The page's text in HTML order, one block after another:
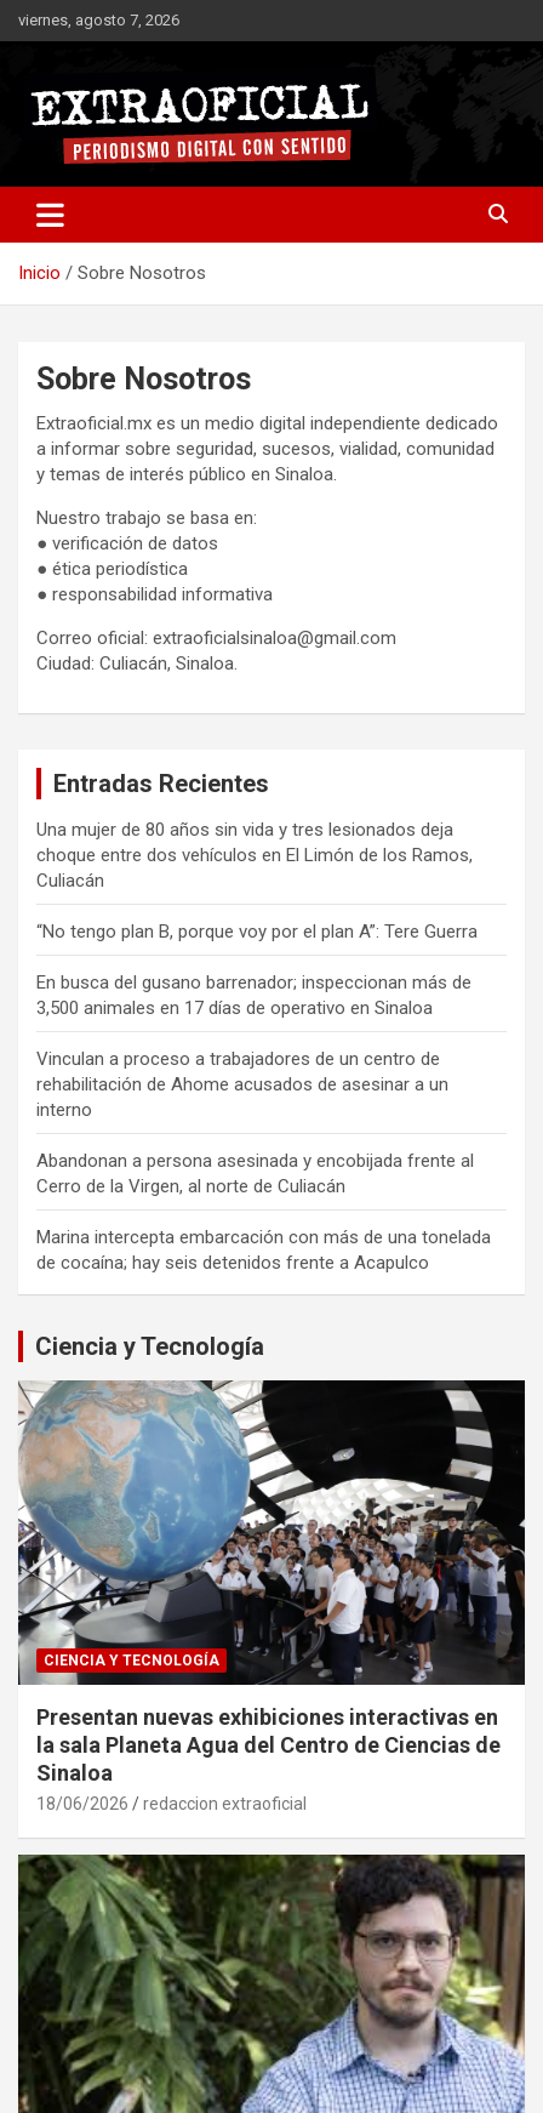
Saltar
al
viernes, agosto 7, 2026
Extraoficial
Inicio Sobre Nosotros
Sobre Nosotros
Extraoficial.mx es un medio digital independiente dedicado
a informar sobre seguridad, sucesos, vialidad, comunidad
y temas de interés público en Sinaloa.
Nuestro trabajo se basa en:
● verificación de datos
● ética periodística
● responsabilidad informativa
Correo oficial: extraoficialsinaloa@gmail.com
Ciudad: Culiacán, Sinaloa.
Entradas Recientes
Una mujer de 80 años sin vida y tres lesionados deja
choque entre dos vehículos en El Limón de los Ramos,
Culiacán
“No tengo plan B, porque voy por el plan A”: Tere Guerra
En busca del gusano barrenador; inspeccionan más de
3,500 animales en 17 días de operativo en Sinaloa
Vinculan a proceso a trabajadores de un centro de
rehabilitación de Ahome acusados de asesinar a un
interno
Abandonan a persona asesinada y encobijada frente al
Cerro de la Virgen, al norte de Culiacán
Marina intercepta embarcación con más de una tonelada
de cocaína; hay seis detenidos frente a Acapulco
Ciencia y Tecnología
CIENCIA Y TECNOLOGÍA
Presentan nuevas exhibiciones interactivas en
la sala Planeta Agua del Centro de Ciencias de
Sinaloa
18/06/2026 redaccion extraoficial